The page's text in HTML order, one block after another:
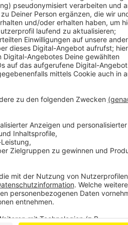
"Countdown"
Tom Hoppe
nur Fakten, Fakten, Fakten um
rein. Von kurios bis erhellend -